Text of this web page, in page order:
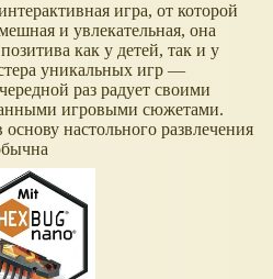
игра, от которой
и увлекательная, она
как у детей, так и у
уникальных игр —
раз радует своими
игровыми сюжетами.
настольного развлечения